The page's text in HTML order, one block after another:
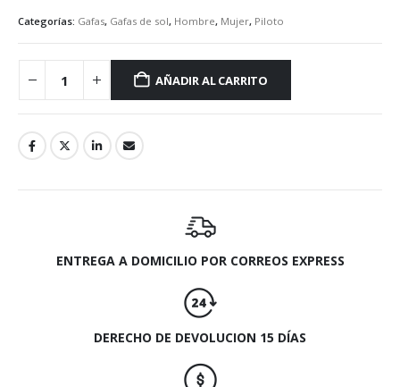
Categorías: Gafas, Gafas de sol, Hombre, Mujer, Piloto
AÑADIR AL CARRITO
ENTREGA A DOMICILIO POR CORREOS EXPRESS
DERECHO DE DEVOLUCION 15 DÍAS